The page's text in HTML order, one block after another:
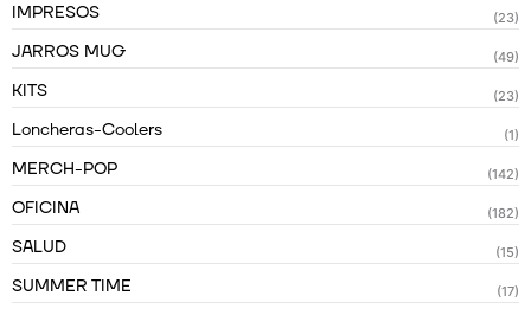
IMPRESOS (23)
JARROS MUG (49)
KITS (23)
Loncheras-Coolers (1)
MERCH-POP (142)
OFICINA (182)
SALUD (15)
SUMMER TIME (17)